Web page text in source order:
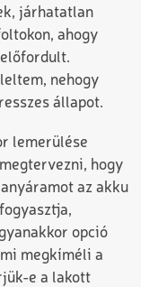
járhatatlan
ahogy
nehogy
állapot.
lemerülése
hogy
az akku
opció
megkíméli a
e a lakott